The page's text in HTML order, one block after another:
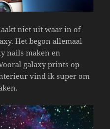
niet uit waar in of
Het begon allemaal
nails maken en
galaxy prints op
vind ik super om